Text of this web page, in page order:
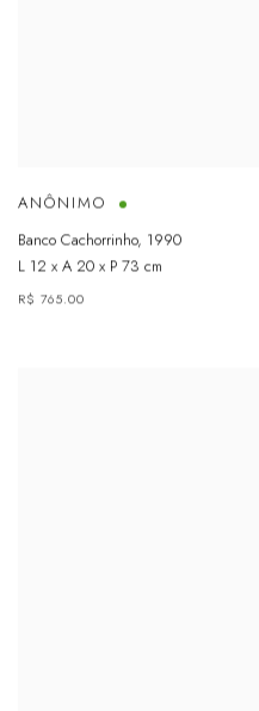
ANÔNIMO
Banco Cachorrinho, 1990
L 12 x A 20 x P 73 cm
R$ 765.00